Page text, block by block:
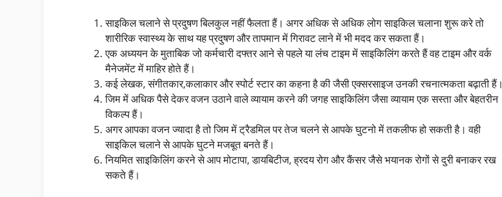
साइकिल चलाने से प्रदुषण बिलकुल नहीं फैलता हैं। अगर अधिक से अधिक लोग साइकिल चलाना शुरू करे तो
शारीरिक स्वास्थ्य के साथ यह प्रदुषण और तापमान में गिरावट लाने में भी मदद कर सकता हैं।
एक अध्ययन के मुताबिक जो कर्मचारी दफ्तर आने से पहले या लंच टाइम में साइकिलिंग करते हैं वह टाइम और वर्क
मैनेजमेंट में माहिर होते हैं।
कई लेखक, संगीतकार,कलाकार और स्पोर्ट स्टार का कहना है की जैसी एक्सरसाइज उनकी रचनात्मकता बढ़ाती हैं।
जिम में अधिक पैसे देकर वजन उठाने वाले व्यायाम करने की जगह साइकिलिंग जैसा व्यायाम एक सस्ता और बेहतरीन
विकल्प हैं।
अगर आपका वजन ज्यादा है तो जिम में ट्रैडमिल पर तेज चलने से आपके घुटनो में तकलीफ हो सकती है। वही
साइकिल चलाने से आपके घुटने मजबूत बनते हैं।
नियमित साइकिलिंग करने से आप मोटापा, डायबिटीज, ह्रदय रोग और कैंसर जैसे भयानक रोगों से दुरी बनाकर रख
सकते हैं।